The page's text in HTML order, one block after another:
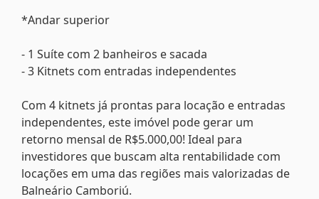
*Andar superior
- 1 Suíte com 2 banheiros e sacada
- 3 Kitnets com entradas independentes
Com 4 kitnets já prontas para locação e entradas
independentes, este imóvel pode gerar um
retorno mensal de R$5.000,00! Ideal para
investidores que buscam alta rentabilidade com
locações em uma das regiões mais valorizadas de
Balneário Camboriú.